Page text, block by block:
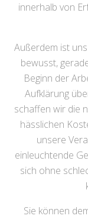
innerhalb von
Außerdem ist
bewusst,
Beginn der
Aufklärung
schaffen wir die
hässlichen
unsere
einleuchtende
sich ohne
Sie können